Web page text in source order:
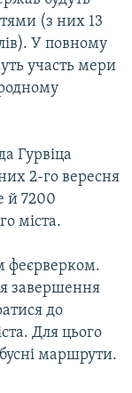
(з них 13
У повному
участь мери
Гурвіца
2-го вересня
й 7200
міста.
феєрверком.
завершення
до
Для цього
маршрути.